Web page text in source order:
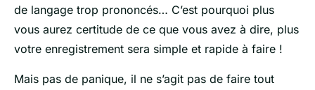
de langage trop prononcés… C’est pourquoi plus
vous aurez certitude de ce que vous avez à dire, plus
votre enregistrement sera simple et rapide à faire !
Mais pas de panique, il ne s’agit pas de faire tout